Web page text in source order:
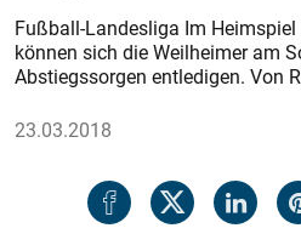
Fußball-Landesliga Im
können sich die Weilheimer am
Abstiegssorgen entledigen. Von
23.03.2018